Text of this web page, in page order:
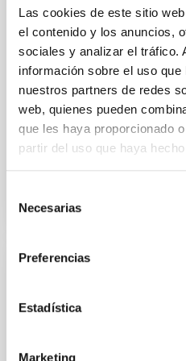
Las cookies de este sitio
el contenido y los anuncios,
sociales y analizar el tráfico.
información sobre el uso
nuestros partners de redes
web, quienes pueden
que les haya proporcionado
partir del uso que haya
Necesarias
Preferencias
Estadística
Marketing
Transferencia de
Sede Central del IAC
Fecha
23/09/2026
Próximas
SITIO WEB DE LA 2026
MEETING
23a Reunión MultiDark
reúne a grupos teóricos y